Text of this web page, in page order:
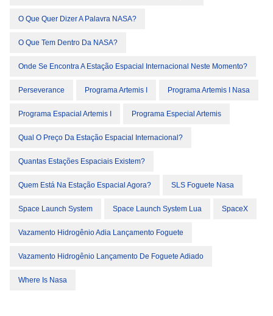
O Que Quer Dizer A Palavra NASA?
O Que Tem Dentro Da NASA?
Onde Se Encontra A Estação Espacial Internacional Neste Momento?
Perseverance Programa Artemis I Programa Artemis I Nasa
Programa Espacial Artemis I Programa Especial Artemis
Qual O Preço Da Estação Espacial Internacional?
Quantas Estações Espaciais Existem?
Quem Está Na Estação Espacial Agora? SLS Foguete Nasa
Space Launch System Space Launch System Lua SpaceX
Vazamento Hidrogênio Adia Lançamento Foguete
Vazamento Hidrogênio Lançamento De Foguete Adiado
Where Is Nasa